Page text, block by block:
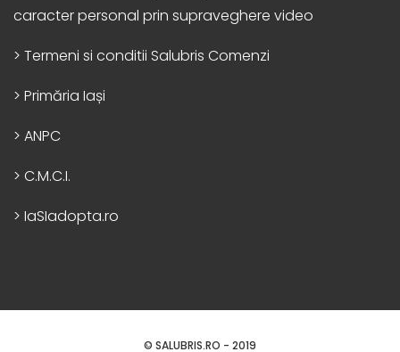
caracter personal prin supraveghere video
> Termeni si conditii Salubris Comenzi
> Primăria Iași
> ANPC
> C.M.C.I.
> IaSIadopta.ro
© SALUBRIS.RO - 2019